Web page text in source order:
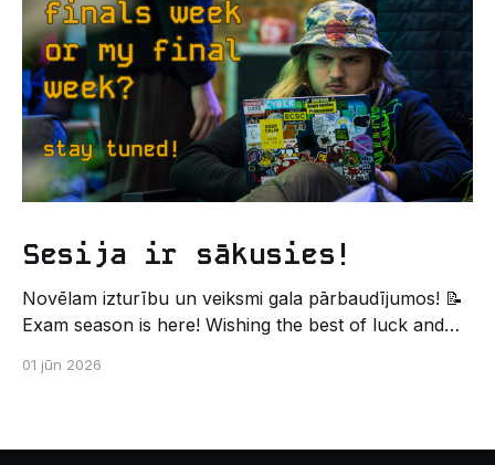
palīdzēs tev iegūt pirmos draugus, ieskatu studenta
Sesija ir sākusies!
Novēlam izturību un veiksmi gala pārbaudījumos! 📝
Exam season is here! Wishing the best of luck and
pašpārvaldes komunikācijas virziens
01 jūn 2026